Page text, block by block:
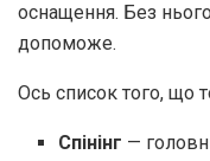
оснащення. Без
допоможе.
Ось список того, що
Спінінг —